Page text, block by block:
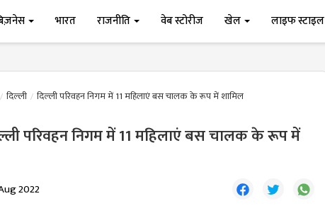
भारत राजनीति वेब स्टोरीज खेल लाइफ स्टाइल
दिल्ली दिल्ली परिवहन निगम में 11 महिलाएं बस चालक के रूप में शामिल
परिवहन निगम में 11 महिलाएं बस चालक के रूप में
2022